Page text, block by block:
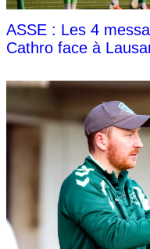
ASSE : Les 4
Cathro face à